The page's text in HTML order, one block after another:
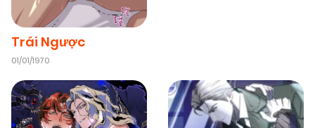
Trái Ngược
01/01/1970